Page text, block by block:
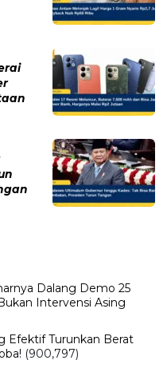
Dalang Demo 25
Intervensi Asing
Efektif Turunkan Berat
(900,797)